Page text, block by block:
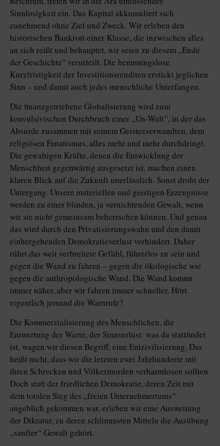
Sinnlosigkeit ein. Das Kapital akkumuliert sich
zunehmend ohne Ziel und Zweck. Wir erleben den
historischen Bankrott einer Klasse, die inzwischen alles
an sich reißt und behauptet, wir seien zu diesem „Ende
der Geschichte“ verurteilt. Die hemmungslose
Kurzfristigkeit der Investitionsrenditen erstickt jeglichen
Sinn – und damit auch jedes menschliche Unterfangen.
Die finanzgetriebene Globalisierung wird zum
konvulsivischen Durchbruch einer „Un-Welt“, in der das
Absurde zusammen mit seinem Geistesverwandten, dem
religiösen Fanatismus, alles mehr und mehr durchdringt.
Die gewaltigen Kräfte, denen die Entwicklung der
Menschheit gegenwärtig ausgesetzt ist, machen einen
klaren Blick auf die Zukunft unerlässlich. Sonst droht der
Untergang. Unsere materiellen und geistigen Erzeugnisse
werden zu einer blinden, ja vernichtenden Gewalt, wenn
wir sie nicht gemeinsam beherrschen können. Und genau
das wird durch den Privatisierungswahn und den damit
einhergehenden Demokratieverlust verhindert. Daher
rührt das weit verbreitete Gefühl, führerlos zu sein und
gegen die Wand zu fahren – gegen die ökologische wie
gegen die anthropologische Wand. Die Wand kommt
immer näher, aber wir fahren immer schneller. Hört
eigentlich jemand die Warnrufe?
Die Kommerzialisierung des Menschlichen, die
Entwertung der Werte, der Sinnverlust: was da stattfindet
ist, wagen wir diesen Begriff, eine Entzivilisierung. Das
heißt nicht, dass wir die letzten zwei Jahrhunderte mit
ihren Schrecken und Völkermorden verharmlosen sollten.
Doch statt der friedlichen Demokratie, deren Zeit mit
dem totalen Sieg des „freien Unternehmertums“
angeblich gekommen war, erleben wir eine Ausweitung
der Diktatur, zu deren schlimmsten Mitteln die Ausübung
„sanfter“ Gewalt gehört.